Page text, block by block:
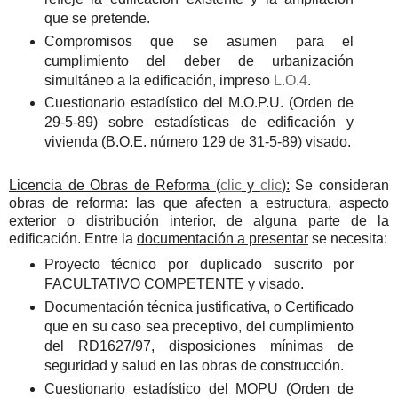
que se pretende.
Compromisos que se asumen para el
cumplimiento del deber de urbanización
simultáneo a la edificación, impreso L.O.4.
Cuestionario estadístico del M.O.P.U. (Orden de
29-5-89) sobre estadísticas de edificación y
vivienda (B.O.E. número 129 de 31-5-89) visado.
Licencia de Obras de Reforma (clicy clic): Se consideran
obras de reforma: las que afecten a estructura, aspecto
exterior o distribución interior, de alguna parte de la
edificación. Entre la documentación a presentar se necesita:
Proyecto técnico por duplicado suscrito por
FACULTATIVO COMPETENTE y visado.
Documentación técnica justificativa, o Certificado
que en su caso sea preceptivo, del cumplimiento
del RD1627/97, disposiciones mínimas de
seguridad y salud en las obras de construcción.
Cuestionario estadístico del MOPU (Orden de